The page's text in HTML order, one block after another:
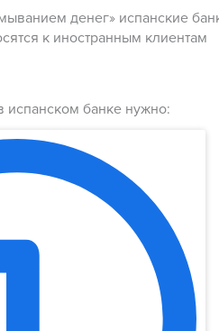
денег» испанские
к иностранным клиентам
испанском банке нужно: